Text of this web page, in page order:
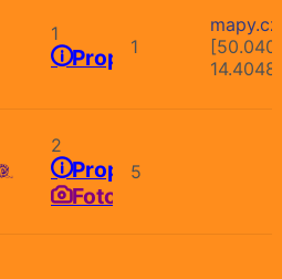
1
Propozice
1
2
Propozice
Fotografie
5